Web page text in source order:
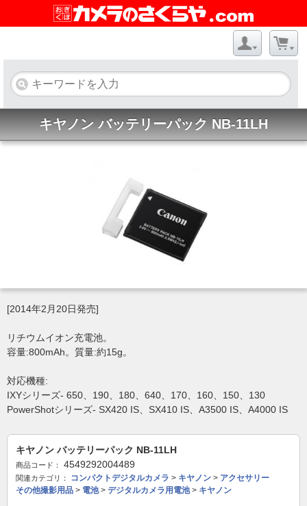
キヤノン バッテリーパック NB-11LH
[2014年2月20日発売]
リチウムイオン充電池。
容量:800mAh。質量:約15g。
対応機種:
IXYシリーズ- 650、190、180、640、170、160、150、130
PowerShotシリーズ- SX420 IS、SX410 IS、A3500 IS、A4000 IS
キヤノン バッテリーパック NB-11LH
商品コード： 4549292004489
関連カテゴリ： コンパクトデジタルカメラ > キヤノン > アクセサリー
その他撮影用品 > 電池> デジタルカメラ用電池> キヤノン